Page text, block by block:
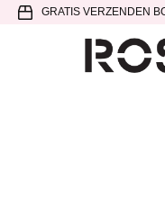
Spring
hoofdnavigatie
Door
SpringGRATIS VERZENDEN